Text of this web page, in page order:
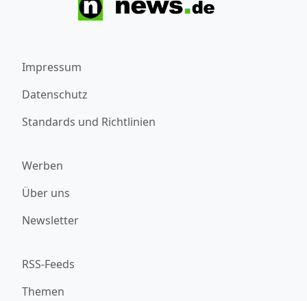
Impressum
Datenschutz
Standards und Richtlinien
Werben
Über uns
Newsletter
RSS-Feeds
Themen